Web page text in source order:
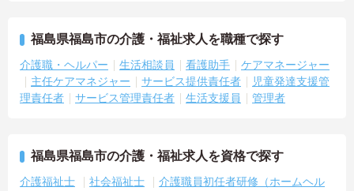
福島県福島市の介護・福祉求人を職種で探す
介護職・ヘルパー 生活相談員 看護助手
ケアマネージャー
主任ケアマネジャー
サービス提供責任者
児童発達支援管
理責任者
サービス管理責任者 生活支援員 管理者
福島県福島市の介護・福祉求人を資格で探す
介護福祉士 社会福祉士
介護職員初任者研修（ホームヘル